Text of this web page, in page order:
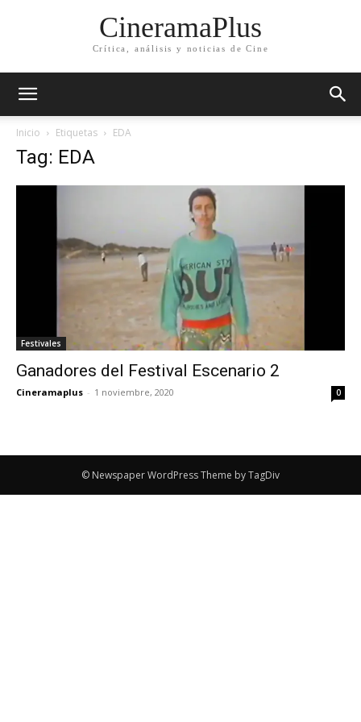
CineramaPlus
Crítica, análisis y noticias de Cine
Inicio Etiquetas EDA
Tag: EDA
Festivales
Ganadores del Festival Escenario 2
Cineramaplus - 1 noviembre, 2020 0
© Newspaper WordPress Theme by TagDiv